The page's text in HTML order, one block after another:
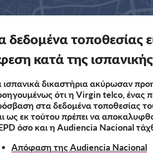
δεδομένα τοποθεσίας
κατά της
ισπανικά δικαστήρια ακύρωσαν
ότι η Virgin telco, ένας
στα δεδομένα τοποθεσίας
ως εκ τούτου πρέπει να
όσο και η Audiencia Nacional
Απόφαση της Audiencia Nacional